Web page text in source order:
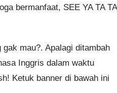
bermanfaat, SEE YA TA TA
mau?. Apalagi ditambah
Inggris dalam waktu
Ketuk banner di bawah ini